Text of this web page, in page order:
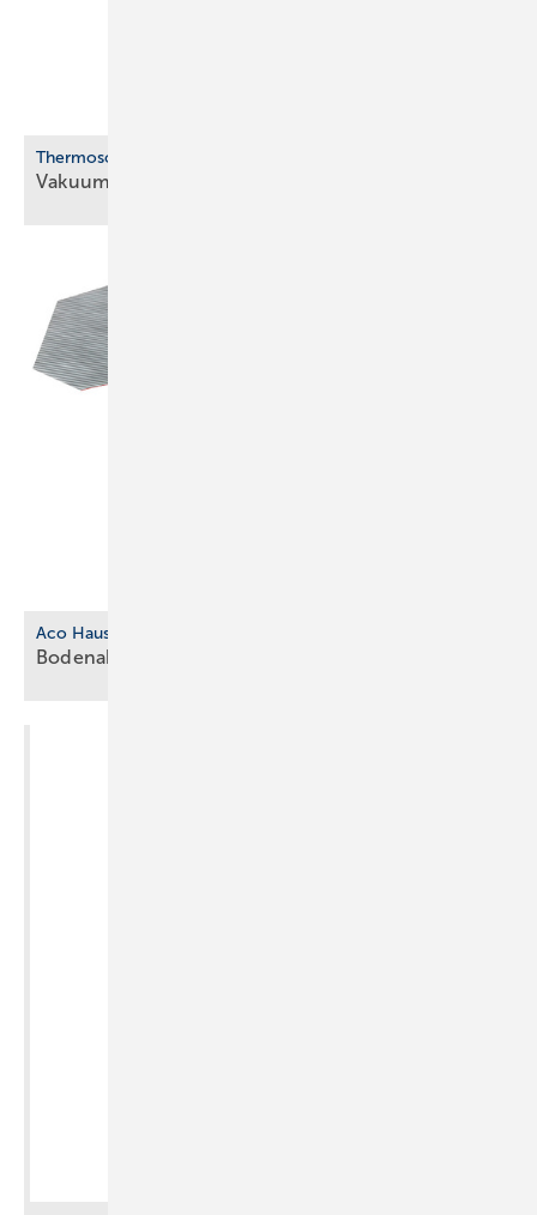
Therm osolar
Vakuum-Flachkollektor für
Aco Haustechnik
Bodenablauf aus biobasiertem